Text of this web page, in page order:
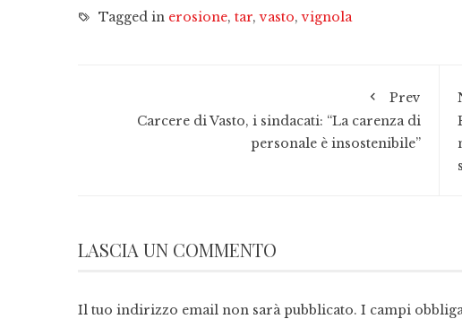
Tagged in erosione, tar,vasto,vignola
Prev
Carcere di Vasto, i sindacati: “La carenza di
personale è insostenibile”
LASCIA UN COMMENTO
Il tuo indirizzo email non sarà pubblicato. I campi